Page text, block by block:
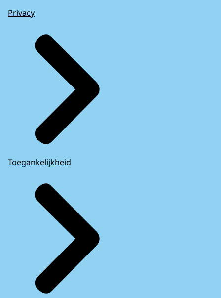
Privacy
Toegankelijkheid